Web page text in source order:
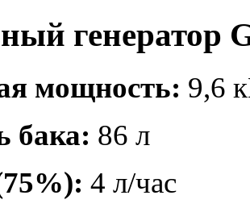
генератор
мощность: 9,6
бака: 86 л
4 л/час